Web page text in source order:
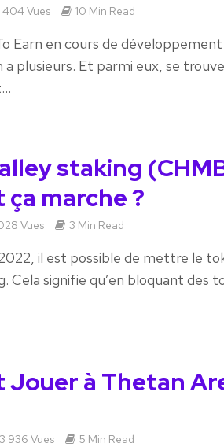
404 Vues 10 Min Read
Earn en cours de
a plusieurs. Et parmi eux, se
staking
marche ?
Vues 3 Min Read
il est possible de mettre le
Cela signifie qu’en bloquant des
Jouer à Thetan
3 936 Vues 5 Min Read